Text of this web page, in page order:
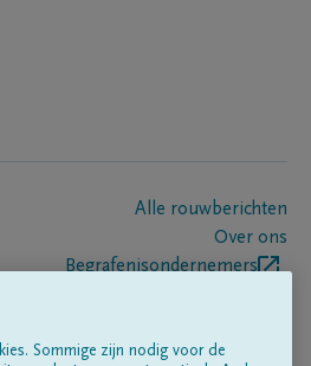
Alle rouwberichten
Over ons
Begrafenisondernemers
Sommige zijn nodig voor de